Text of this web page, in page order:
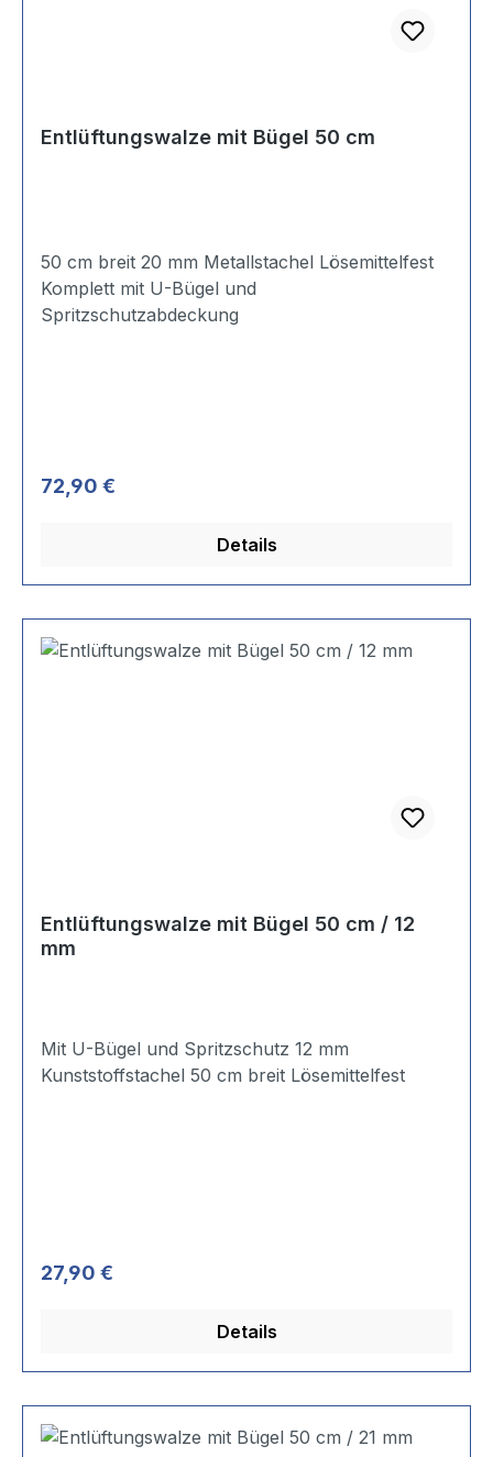
Entlüftungswalze mit Bügel 50 cm
50 cm breit 20 mm Metallstachel Lösemittelfest
Komplett mit U-Bügel und
Regulärer Preis:
72,90 €
Details
Entlüftungswalze mit Bügel 50 cm / 12
mm
Mit U-Bügel und Spritzschutz 12 mm
Regulärer Preis:
27,90 €
Details